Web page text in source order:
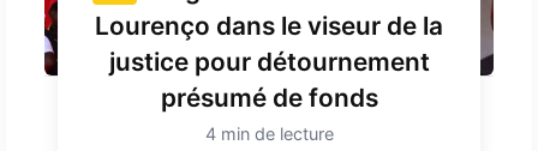
Lourenço dans le viseur de la
justice pour détournement
présumé de fonds
4 min de lecture